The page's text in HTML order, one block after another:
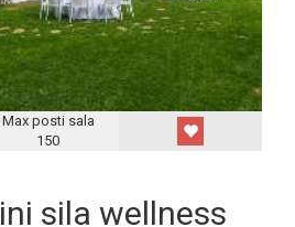
Max posti sala
150
sila wellness